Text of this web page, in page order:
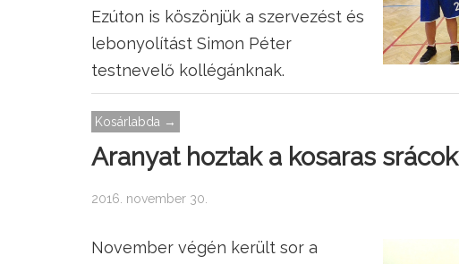
Ezúton is köszönjük a szervezést és
lebonyolítást Simon Péter
testnevelő kollégánknak.
Kosárlabda →
Aranyat hoztak a kosaras srácok
2016. november 30.
November végén került sor a